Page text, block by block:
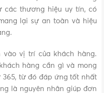
các thương hiệu uy tín, có
lại sự an toàn và hiệu
vào vị trí của khách hàng.
hàng cần gì và mong
365, từ đó đáp ứng tốt nhất
là nguyên nhân giúp đơn